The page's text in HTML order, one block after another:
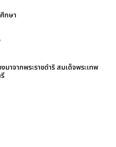
กษา
าจากพระราชดำริ สมเด็จพระเทพ